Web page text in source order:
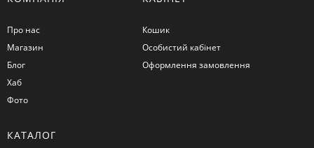
Про нас
Магазин
Блог
Хаб
Фото
Кошик
Особистий кабінет
Оформлення замовлення
КАТАЛОГ